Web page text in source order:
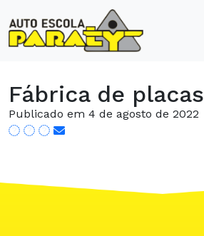
Fábrica de placas
Publicado em 4 de agosto de 2022